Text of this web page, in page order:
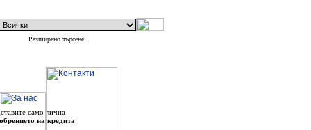
Разширено търсене
само лична
на кредита